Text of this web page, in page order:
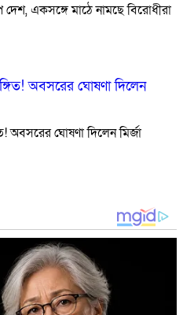
একসঙ্গে মাঠে নামছে বিরোধীরা
অবসরের ঘোষণা দিলেন মির্জা